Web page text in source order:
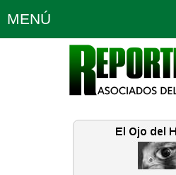
MENÚ
Política Opinión
Planeta Tierra
Educación